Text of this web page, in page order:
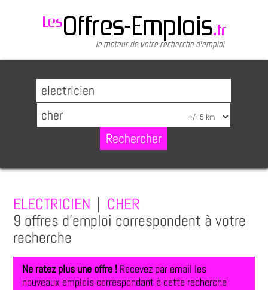
ELECTRICIEN
CHER
9 offres d'emploi correspondent à votre
recherche
Ne ratez plus une offre ! Recevez par email les
nouveaux emplois correspondant à cette recherche